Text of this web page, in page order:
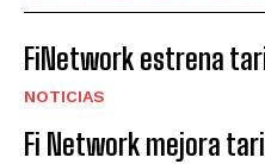
FiNetwork estrena
NOTICIAS
Fi Network mejora